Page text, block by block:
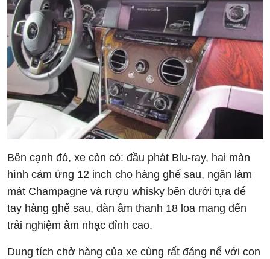
Bên cạnh đó, xe còn có: đầu phát Blu-ray, hai màn
hình cảm ứng 12 inch cho hàng ghế sau, ngăn làm
mát Champagne và rượu whisky bên dưới tựa để
tay hàng ghế sau, dàn âm thanh 18 loa mang đến
trải nghiệm âm nhạc đỉnh cao.
Dung tích chở hàng của xe cùng rất đáng nể với con